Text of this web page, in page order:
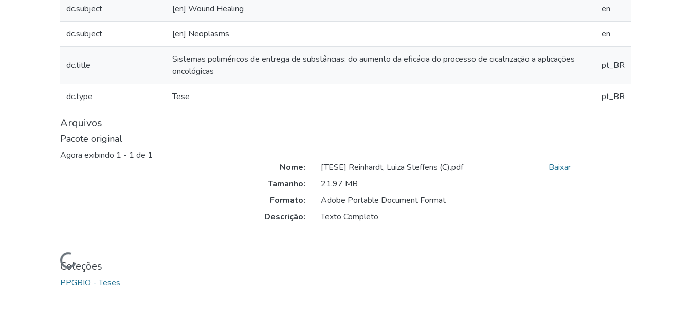
dc.subject [en] Wound Healing en
dc.subject [en] Neoplasms en
dc.title
Sistemas poliméricos de entrega de substâncias: do aumento da eficácia do processo de cicatrização a aplicações
oncológicas
pt_BR
dc.type Tese pt_BR
Arquivos
Pacote original
Agora exibindo 1 - 1 de 1
Carregando...
Nome:
[TESE] Reinhardt, Luiza Steffens (C).pdf
Tamanho:
21.97 MB
Formato:
Adobe Portable Document Format
Descrição:
Texto Completo
Baixar
Coleções
PPGBIO - Teses